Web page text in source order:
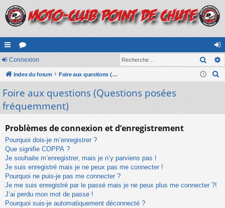
cc
ès
ra
pi
or
u
s
on
ne
Connexion
Index du forum Foire aux questions (Questions posées fréquemment)
Foire aux questions (Questions posées
fréquemment)
Problèmes de connexion et d’enregistrement
Pourquoi dois-je m’enregistrer ?
Que signifie COPPA ?
Je souhaite m’enregistrer, mais je n’y parviens pas !
Je suis enregistré mais je ne peux pas me connecter !
Pourquoi ne puis-je pas me connecter ?
Je me suis enregistré par le passé mais je ne peux plus me connecter ?!
J’ai perdu mon mot de passe !
Pourquoi suis-je automatiquement déconnecté ?